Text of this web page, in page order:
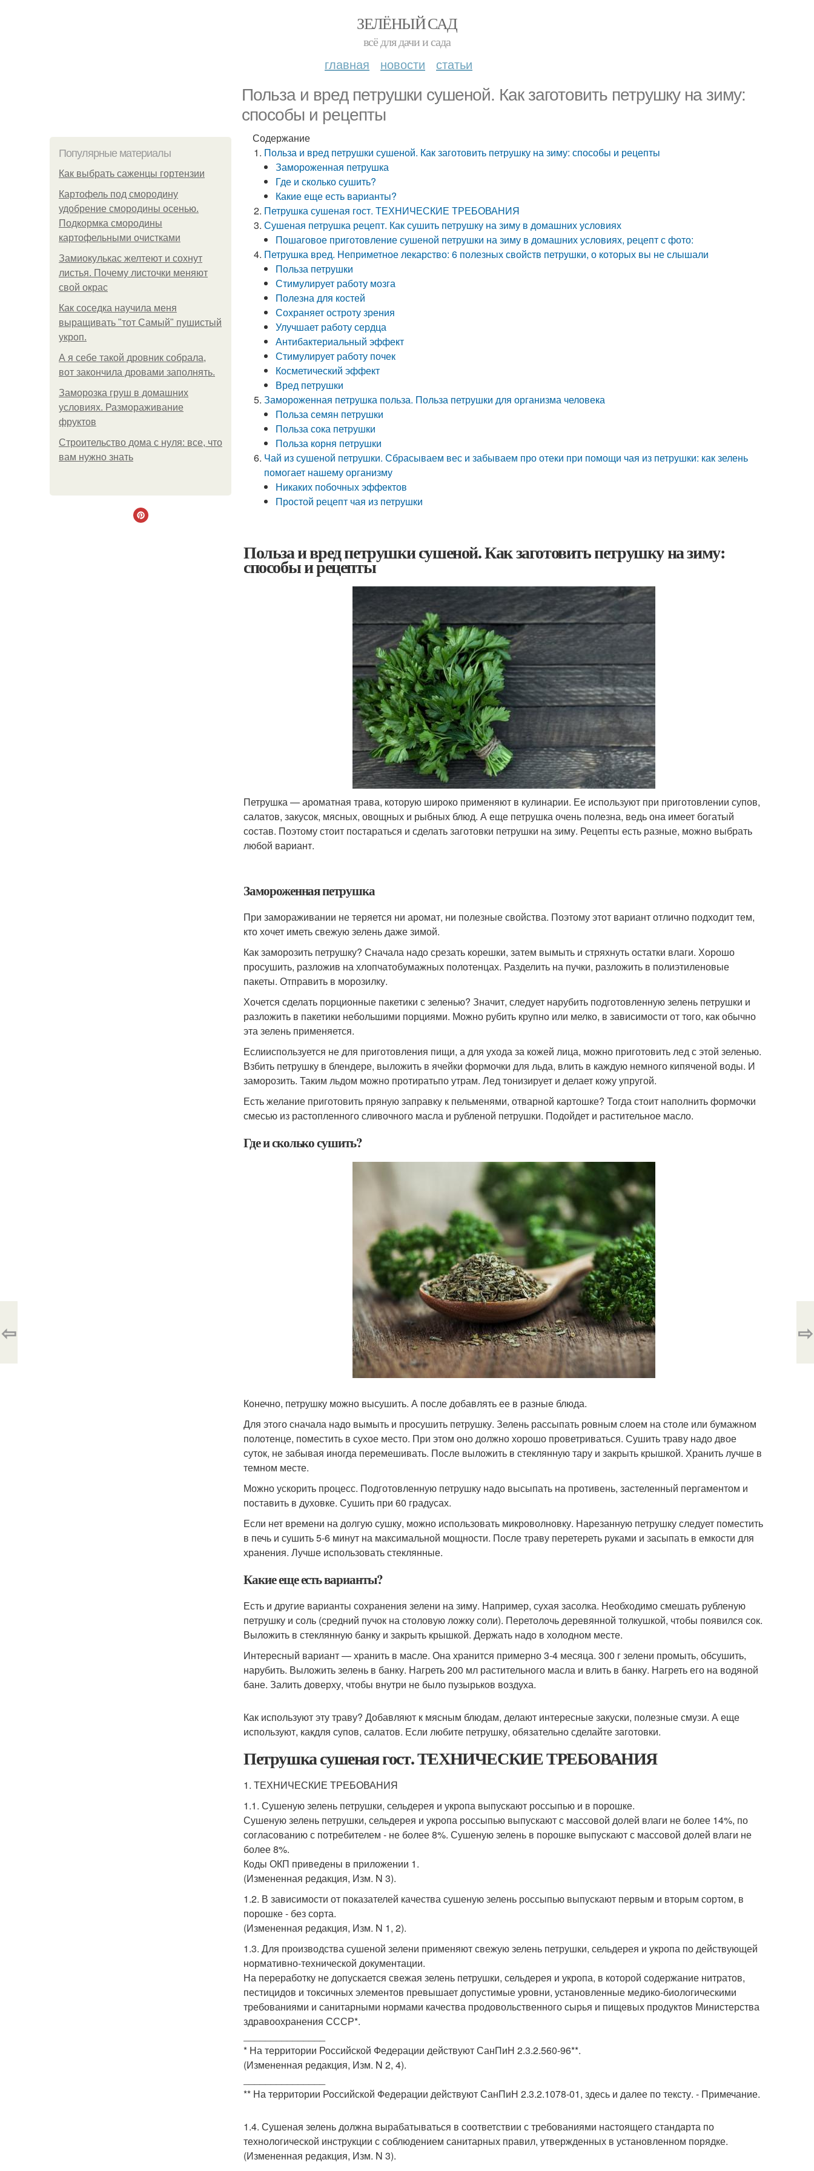
ЗЕЛЁНЫЙ САД
всё для дачи и сада
главная новости статьи
Польза и вред петрушки сушеной. Как заготовить петрушку на зиму:
способы и рецепты
Популярные материалы
Как выбрать саженцы гортензии
Картофель под смородину
удобрение смородины осенью.
Подкормка смородины
картофельными очистками
Замиокулькас желтеют и сохнут
листья. Почему листочки меняют
свой окрас
Как соседка научила меня
выращивать "тот Самый" пушистый
укроп.
А я себе такой дровник собрала,
вот закончила дровами заполнять.
Заморозка груш в домашних
условиях. Размораживание
фруктов
Строительство дома с нуля: все, что
вам нужно знать
Содержание
Польза и вред петрушки сушеной. Как заготовить петрушку на зиму: способы и рецепты
Замороженная петрушка
Где и сколько сушить?
Какие еще есть варианты?
Петрушка сушеная гост. ТЕХНИЧЕСКИЕ ТРЕБОВАНИЯ
Сушеная петрушка рецепт. Как сушить петрушку на зиму в домашних условиях
Пошаговое приготовление сушеной петрушки на зиму в домашних условиях, рецепт с фото:
Петрушка вред. Неприметное лекарство: 6 полезных свойств петрушки, о которых вы не слышали
Польза петрушки
Стимулирует работу мозга
Полезна для костей
Сохраняет остроту зрения
Улучшает работу сердца
Антибактериальный эффект
Стимулирует работу почек
Косметический эффект
Вред петрушки
Замороженная петрушка польза. Польза петрушки для организма человека
Польза семян петрушки
Польза сока петрушки
Польза корня петрушки
Чай из сушеной петрушки. Сбрасываем вес и забываем про отеки при помощи чая из петрушки: как зелень
помогает нашему организму
Никаких побочных эффектов​
Простой рецепт чая из петрушки
Польза и вред петрушки сушеной. Как заготовить петрушку на зиму:
способы и рецепты
Петрушка — ароматная трава, которую широко применяют в кулинарии. Ее используют при приготовлении супов,
салатов, закусок, мясных, овощных и рыбных блюд. А еще петрушка очень полезна, ведь она имеет богатый
состав. Поэтому стоит постараться и сделать заготовки петрушки на зиму. Рецепты есть разные, можно выбрать
любой вариант.
Замороженная петрушка
При замораживании не теряется ни аромат, ни полезные свойства. Поэтому этот вариант отлично подходит тем,
кто хочет иметь свежую зелень даже зимой.
Как заморозить петрушку? Сначала надо срезать корешки, затем вымыть и стряхнуть остатки влаги. Хорошо
просушить, разложив на хлопчатобумажных полотенцах. Разделить на пучки, разложить в полиэтиленовые
пакеты. Отправить в морозилку.
Хочется сделать порционные пакетики с зеленью? Значит, следует нарубить подготовленную зелень петрушки и
разложить в пакетики небольшими порциями. Можно рубить крупно или мелко, в зависимости от того, как обычно
эта зелень применяется.
Еслииспользуется не для приготовления пищи, а для ухода за кожей лица, можно приготовить лед с этой зеленью.
Взбить петрушку в блендере, выложить в ячейки формочки для льда, влить в каждую немного кипяченой воды. И
заморозить. Таким льдом можно протиратьпо утрам. Лед тонизирует и делает кожу упругой.
Есть желание приготовить пряную заправку к пельменями, отварной картошке? Тогда стоит наполнить формочки
смесью из растопленного сливочного масла и рубленой петрушки. Подойдет и растительное масло.
Где и сколько сушить?
Конечно, петрушку можно высушить. А после добавлять ее в разные блюда.
Для этого сначала надо вымыть и просушить петрушку. Зелень рассыпать ровным слоем на столе или бумажном
полотенце, поместить в сухое место. При этом оно должно хорошо проветриваться. Сушить траву надо двое
суток, не забывая иногда перемешивать. После выложить в стеклянную тару и закрыть крышкой. Хранить лучше в
темном месте.
Можно ускорить процесс. Подготовленную петрушку надо высыпать на противень, застеленный пергаментом и
поставить в духовке. Сушить при 60 градусах.
Если нет времени на долгую сушку, можно использовать микроволновку. Нарезанную петрушку следует поместить
в печь и сушить 5-6 минут на максимальной мощности. После траву перетереть руками и засыпать в емкости для
хранения. Лучше использовать стеклянные.
Какие еще есть варианты?
Есть и другие варианты сохранения зелени на зиму. Например, сухая засолка. Необходимо смешать рубленую
петрушку и соль (средний пучок на столовую ложку соли). Перетолочь деревянной толкушкой, чтобы появился сок.
Выложить в стеклянную банку и закрыть крышкой. Держать надо в холодном месте.
Интересный вариант — хранить в масле. Она хранится примерно 3-4 месяца. 300 г зелени промыть, обсушить,
нарубить. Выложить зелень в банку. Нагреть 200 мл растительного масла и влить в банку. Нагреть его на водяной
бане. Залить доверху, чтобы внутри не было пузырьков воздуха.
Как используют эту траву? Добавляют к мясным блюдам, делают интересные закуски, полезные смузи. А еще
используют, какдля супов, салатов. Если любите петрушку, обязательно сделайте заготовки.
Петрушка сушеная гост. ТЕХНИЧЕСКИЕ ТРЕБОВАНИЯ
1. ТЕХНИЧЕСКИЕ ТРЕБОВАНИЯ
1.1. Сушеную зелень петрушки, сельдерея и укропа выпускают россыпью и в порошке.
Сушеную зелень петрушки, сельдерея и укропа россыпью выпускают с массовой долей влаги не более 14%, по
согласованию с потребителем - не более 8%. Сушеную зелень в порошке выпускают с массовой долей влаги не
более 8%.
Коды ОКП приведены в приложении 1.
(Измененная редакция, Изм. N 3).
1.2. В зависимости от показателей качества сушеную зелень россыпью выпускают первым и вторым сортом, в
порошке - без сорта.
(Измененная редакция, Изм. N 1, 2).
1.3. Для производства сушеной зелени применяют свежую зелень петрушки, сельдерея и укропа по действующей
нормативно-технической документации.
На переработку не допускается свежая зелень петрушки, сельдерея и укропа, в которой содержание нитратов,
пестицидов и токсичных элементов превышает допустимые уровни, установленные медико-биологическими
требованиями и санитарными нормами качества продовольственного сырья и пищевых продуктов Министерства
здравоохранения СССР*.
* На территории Российской Федерации действуют СанПиН 2.3.2.560-96**.
(Измененная редакция, Изм. N 2, 4).
** На территории Российской Федерации действуют СанПиН 2.3.2.1078-01, здесь и далее по тексту. - Примечание.
1.4. Сушеная зелень должна вырабатываться в соответствии с требованиями настоящего стандарта по
технологической инструкции с соблюдением санитарных правил, утвержденных в установленном порядке.
(Измененная редакция, Изм. N 3).
⇦ ⇨